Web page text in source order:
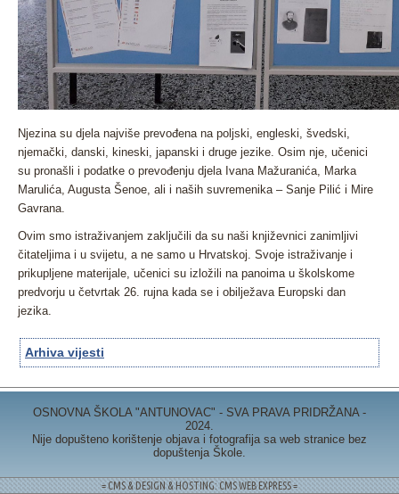
Njezina su djela najviše prevođena na poljski, engleski, švedski,
njemački, danski, kineski, japanski i druge jezike. Osim nje, učenici
su pronašli i podatke o prevođenju djela Ivana Mažuranića, Marka
Marulića, Augusta Šenoe, ali i naših suvremenika – Sanje Pilić i Mire
Gavrana.
Ovim smo istraživanjem zaključili da su naši književnici zanimljivi
čitateljima i u svijetu, a ne samo u Hrvatskoj. Svoje istraživanje i
prikupljene materijale, učenici su izložili na panoima u školskome
predvorju u četvrtak 26. rujna kada se i obilježava Europski dan
jezika.
Arhiva vijesti
OSNOVNA ŠKOLA "ANTUNOVAC" - SVA PRAVA PRIDRŽANA -
2024.
Nije dopušteno korištenje objava i fotografija sa web stranice bez
dopuštenja Škole.
= CMS & DESIGN & HOSTING: CMS WEB EXPRESS =